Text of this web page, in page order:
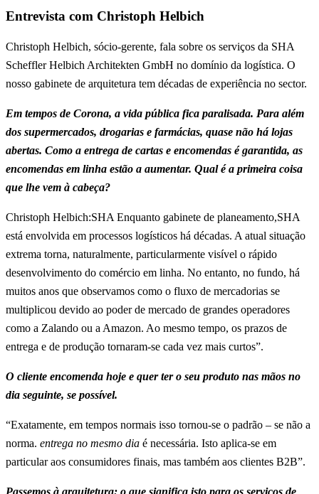
Entrevista com Christoph Helbich
Christoph Helbich, sócio-gerente, fala sobre os serviços da SHA
Scheffler Helbich Architekten GmbH no domínio da logística. O
nosso gabinete de arquitetura tem décadas de experiência no sector.
Em tempos de Corona, a vida pública fica paralisada. Para além
dos supermercados, drogarias e farmácias, quase não há lojas
abertas. Como a entrega de cartas e encomendas é garantida, as
encomendas em linha estão a aumentar. Qual é a primeira coisa
que lhe vem à cabeça?
Christoph Helbich:SHA Enquanto gabinete de planeamento,SHA
está envolvida em processos logísticos há décadas. A atual situação
extrema torna, naturalmente, particularmente visível o rápido
desenvolvimento do comércio em linha. No entanto, no fundo, há
muitos anos que observamos como o fluxo de mercadorias se
multiplicou devido ao poder de mercado de grandes operadores
como a Zalando ou a Amazon. Ao mesmo tempo, os prazos de
entrega e de produção tornaram-se cada vez mais curtos”.
O cliente encomenda hoje e quer ter o seu produto nas mãos no
dia seguinte, se possível.
“Exatamente, em tempos normais isso tornou-se o padrão – se não a
norma. entrega no mesmo dia é necessária. Isto aplica-se em
particular aos consumidores finais, mas também aos clientes B2B”.
Passemos à arquitetura: o que significa isto para os serviços de